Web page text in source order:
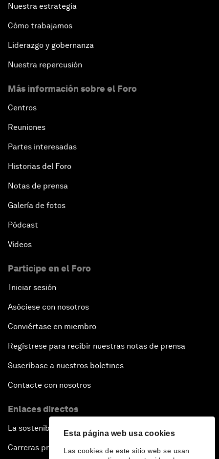
Esta página web usa cookies
Las cookies de este sitio web se usan
Nuestra estrategia
Cómo trabajamos
Liderazgo y gobernanza
Nuestra repercusión
Más información sobre el Foro
Centros
Reuniones
Partes interesadas
Historias del Foro
Notas de prensa
Galería de fotos
Pódcast
Vídeos
Participe en el Foro
Iniciar sesión
Asóciese con nosotros
Conviértase en miembro
Regístrese para recibir nuestras notas de prensa
Suscríbase a nuestros boletines
Contacte con nosotros
Enlaces directos
La sostenibilidad en el Foro
Carreras profesionales